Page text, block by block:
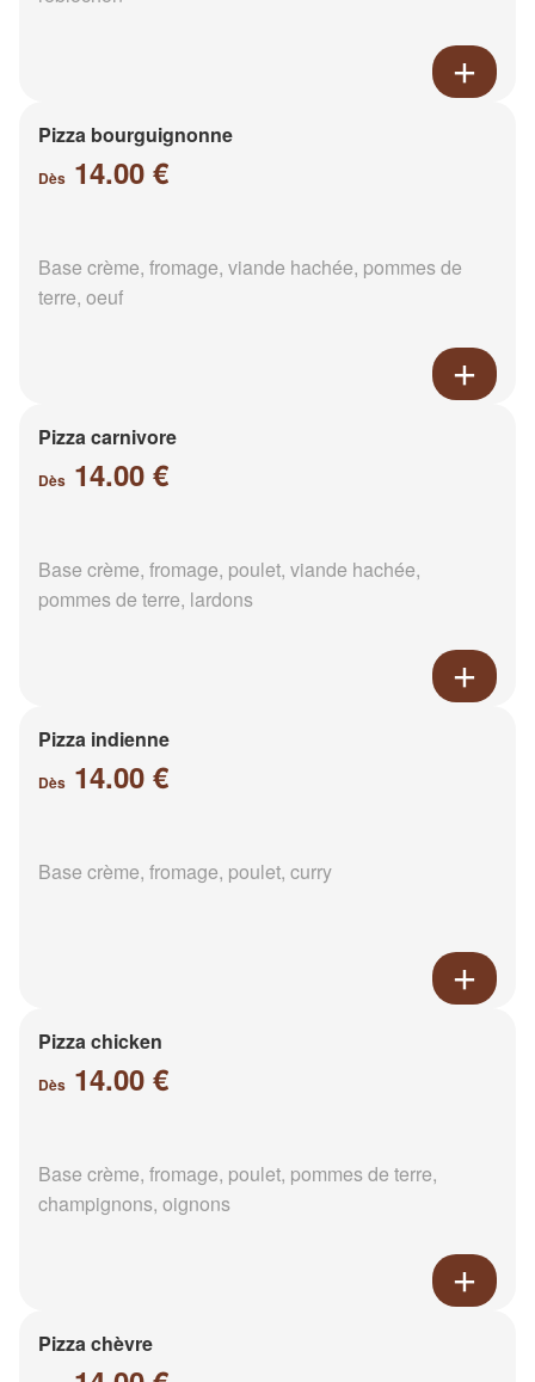
Pizza bourguignonne
Dès 14.00 €
Base crème, fromage, viande hachée, pommes de
terre, oeuf
Pizza carnivore
Dès 14.00 €
Base crème, fromage, poulet, viande hachée,
pommes de terre, lardons
Pizza indienne
Dès 14.00 €
Base crème, fromage, poulet, curry
Pizza chicken
Dès 14.00 €
Base crème, fromage, poulet, pommes de terre,
champignons, oignons
Pizza chèvre